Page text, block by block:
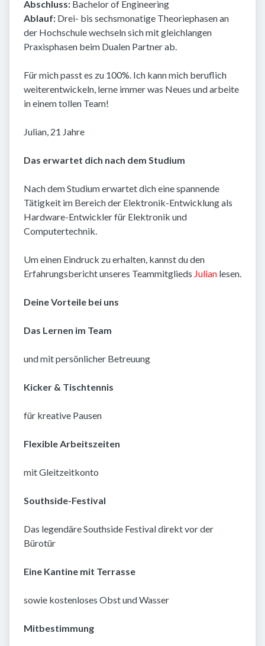
Abschluss: Bachelor of Engineering
Ablauf: Drei- bis sechsmonatige Theoriephasen an
der Hochschule wechseln sich mit gleichlangen
Praxisphasen beim Dualen Partner ab.
Für mich passt es zu 100%. Ich kann mich beruflich
weiterentwickeln, lerne immer was Neues und arbeite
in einem tollen Team!
Julian, 21 Jahre
Das erwartet dich nach dem Studium
Nach dem Studium erwartet dich eine spannende
Tätigkeit im Bereich der Elektronik-Entwicklung als
Hardware-Entwickler für Elektronik und
Computertechnik.
Um einen Eindruck zu erhalten, kannst du den
Erfahrungsbericht unseres Teammitglieds Julian lesen.
Deine Vorteile bei uns
Das Lernen im Team
und mit persönlicher Betreuung
Kicker & Tischtennis
für kreative Pausen
Flexible Arbeitszeiten
mit Gleitzeitkonto
Southside-Festival
Das legendäre Southside Festival direkt vor der
Bürotür
Eine Kantine mit Terrasse
sowie kostenloses Obst und Wasser
Mitbestimmung